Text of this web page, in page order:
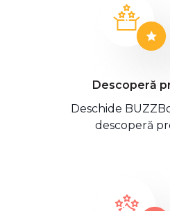
Descoperă
Deschide
descoperă